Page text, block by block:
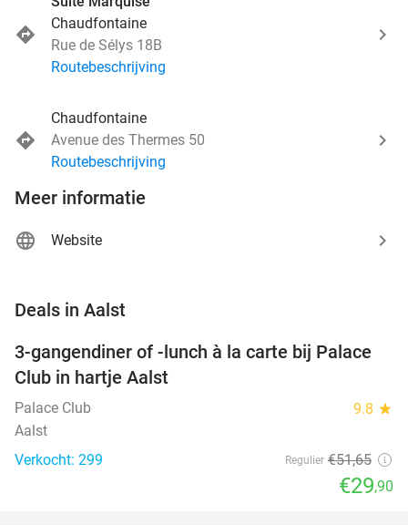
Chaudfontaine
Rue de Sélys 18B
Routebeschrijving
Chaudfontaine
Avenue des Thermes 50
Routebeschrijving
Meer informatie
Website
Deals in Aalst
42%
3-gangendiner of -lunch à la carte bij Palace
Club in hartje Aalst
Palace Club 9.8 star
Aalst
Verkocht: 299
Regulier €51,65
€29,90